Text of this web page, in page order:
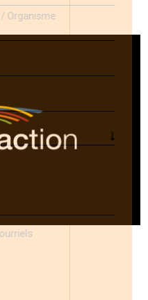
Organisme